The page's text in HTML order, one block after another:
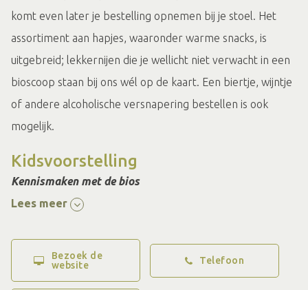
komt even later je bestelling opnemen bij je stoel. Het
assortiment aan hapjes, waaronder warme snacks, is
uitgebreid; lekkernijen die je wellicht niet verwacht in een
bioscoop staan bij ons wél op de kaart. Een biertje, wijntje
of andere alcoholische versnapering bestellen is ook
mogelijk.
Kidsvoorstelling
Kennismaken met de bios
Even kennis maken met de bioscoop tegen een
kidsvoorstelling. We selecteren een geschikte kinderfilm
uit het assortiment. Een kind tot 12 jaar betaalt €7,50 en
Lees meer
Bezoek de
website
Telefoon